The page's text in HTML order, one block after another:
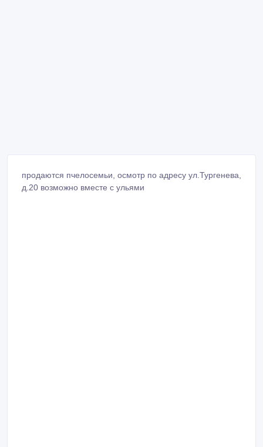
продаются пчелосемьи, осмотр по адресу ул.Тургенева,
д.20 возможно вместе с ульями